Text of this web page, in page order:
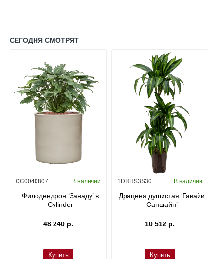
СЕГОДНЯ СМОТРЯТ
CC0040807 В наличии
Филодендрон ‘Занаду’ в
Cylinder
48 240 р.
Купить
Гидропоника
1DRHS3S30 В наличии
Драцена душистая ‘Гавайи
Саншайн’
10 512 р.
Купить